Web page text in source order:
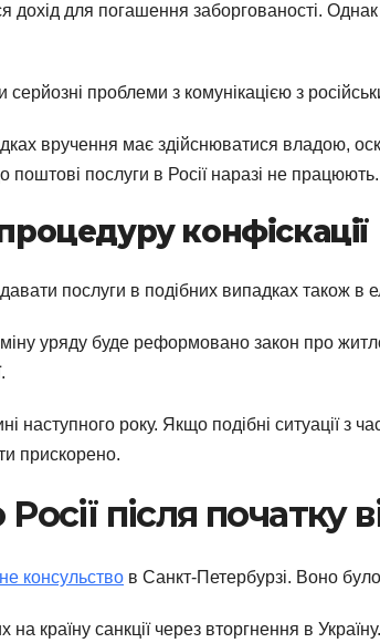
дохід для погашення заборгованості.
проблеми з комунікацією з
вручення має здійснюватися владою,
послуги в Росії наразі не працюють.
конфіскації
послуги в подібних випадках також в
уряду буде реформовано закон про
наступного року. Якщо подібні ситуації з
прискорено.
після початку
консульство в Санкт-Петербурзі. Воно
на країну санкції через вторгнення в